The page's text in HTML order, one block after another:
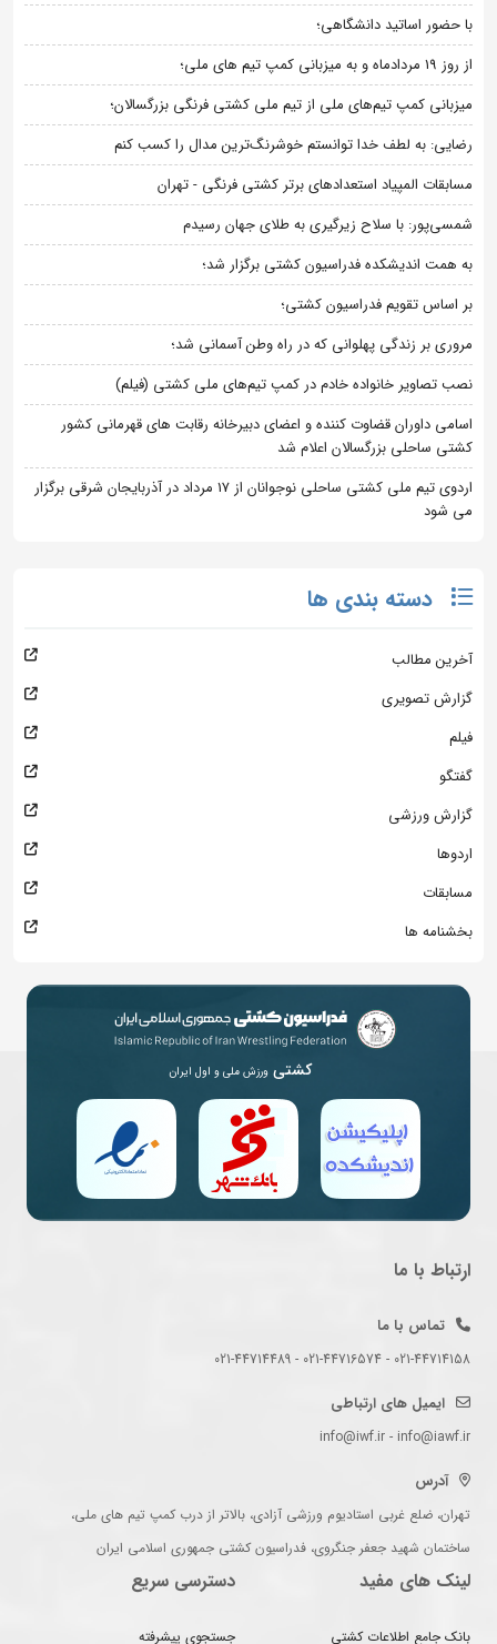
با حضور اساتید دانشگاهی؛
از روز 19 مردادماه و به میزبانی کمپ تیم های ملی؛
میزبانی کمپ تیم‌های ملی از تیم ملی کشتی فرنگی بزرگسالان؛
رضایی: به لطف خدا توانستم خوشرنگ‌ترین مدال را کسب کنم
مسابقات المپیاد استعدادهای برتر کشتی فرنگی - تهران
شمسی‌پور: با سلاح زیرگیری به طلای جهان رسیدم
به همت اندیشکده فدراسیون کشتی برگزار شد؛
بر اساس تقویم فدراسیون کشتی؛
مروری بر زندگی پهلوانی که در راه وطن آسمانی شد؛
نصب تصاویر خانواده خادم در کمپ تیم‌های ملی کشتی (فیلم)
اسامی داوران قضاوت کننده و اعضای دبیرخانه رقابت های قهرمانی کشور
کشتی ساحلی بزرگسالان اعلام شد
اردوی تیم ملی کشتی ساحلی نوجوانان از 17 مرداد در آذربایجان شرقی برگزار
می شود
دسته بندی ها
آخرین مطالب
گزارش تصویری
فیلم
گفتگو
گزارش ورزشی
اردوها
مسابقات
بخشنامه ها
کشتی ورزش ملی و اول ایران
ارتباط با ما
تماس با ما
021-44714158 - 021-44716574 - 021-44714489
ایمیل های ارتباطی
info@iwf.ir - info@iawf.ir
آدرس
تهران، ضلع غربی استادیوم ورزشی آزادی، بالاتر از درب کمپ تیم های ملی،
ساختمان شهید جعفر جنگروی، فدراسیون کشتی جمهوری اسلامی ایران
لینک های مفید
بانک جامع اطلاعات کشتی
دسترسی سریع
جستجوی پیشرفته